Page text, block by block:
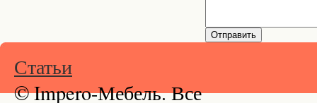
Статьи
© Impero-Мебель. Все